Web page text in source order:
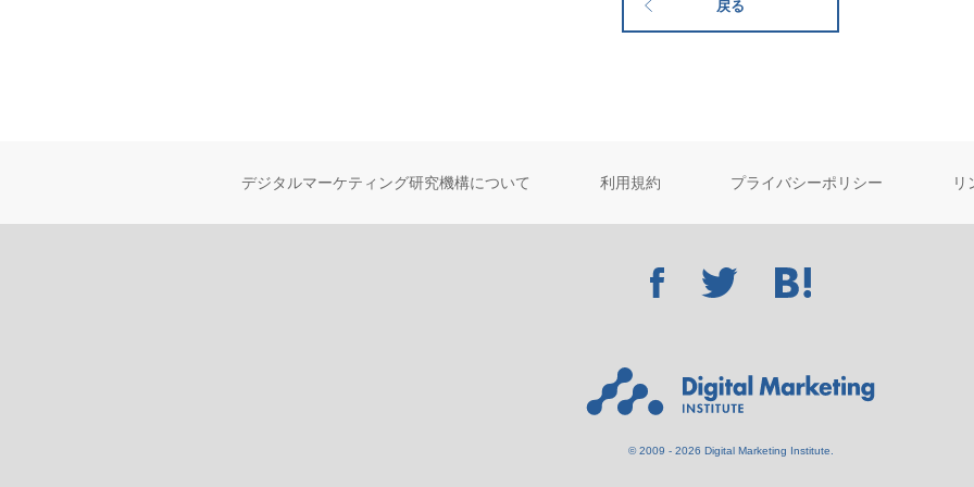
戻る
デジタルマーケティング研究機構について 利用規約 プライバシーポリシー リ
© 2009 - 2026 Digital Marketing Institute.